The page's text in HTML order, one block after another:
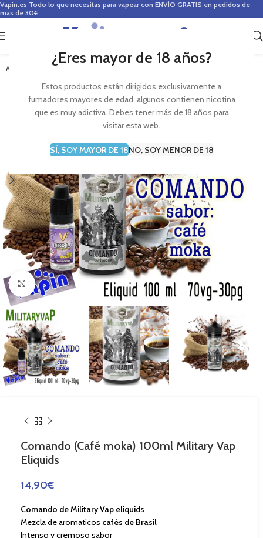
¿Eres mayor de 18 años?
Estos productos están dirigidos exclusivamente a
fumadores mayores de edad, algunos contienen nicotina
que es muy adictiva. Debes tener más de 18 años para
visitar esta web.
SÍ, SOY MAYOR DE 18NO, SOY MENOR DE 18
Vapin.es Todo lo que necesitas para vapear con ENVÍO GRATIS en pedidos de
mas de 30€
0
AGOTADO
Haga Click para agrandar
Comando (Café moka) 100ml Military Vap
Eliquids
14,90€
Comando de Military Vap eliquids
Mezcla de aromaticos cafés de Brasil
Intenso y cremoso sabor